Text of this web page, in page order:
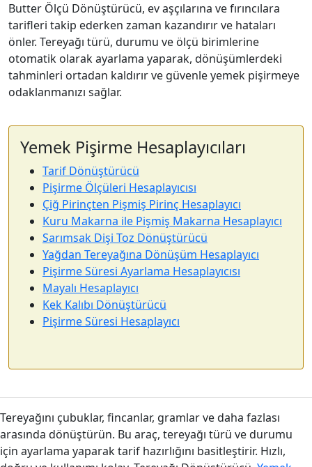
Butter Ölçü Dönüştürücü, ev aşçılarına ve fırıncılara
tarifleri takip ederken zaman kazandırır ve hataları
önler. Tereyağı türü, durumu ve ölçü birimlerine
otomatik olarak ayarlama yaparak, dönüşümlerdeki
tahminleri ortadan kaldırır ve güvenle yemek pişirmeye
odaklanmanızı sağlar.
Yemek Pişirme Hesaplayıcıları
Tarif Dönüştürücü
Pişirme Ölçüleri Hesaplayıcısı
Çiğ Pirinçten Pişmiş Pirinç Hesaplayıcı
Kuru Makarna ile Pişmiş Makarna Hesaplayıcı
Sarımsak Dişi Toz Dönüştürücü
Yağdan Tereyağına Dönüşüm Hesaplayıcı
Pişirme Süresi Ayarlama Hesaplayıcısı
Mayalı Hesaplayıcı
Kek Kalıbı Dönüştürücü
Pişirme Süresi Hesaplayıcı
Tereyağını çubuklar, fincanlar, gramlar ve daha fazlası
arasında dönüştürün. Bu araç, tereyağı türü ve durumu
için ayarlama yaparak tarif hazırlığını basitleştirir. Hızlı,